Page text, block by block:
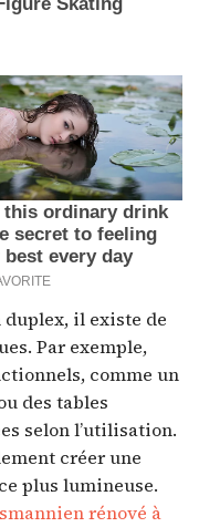
duplex, il existe de
Par exemple,
comme un
des tables
selon l’utilisation.
créer une
plus lumineuse.
rénové à